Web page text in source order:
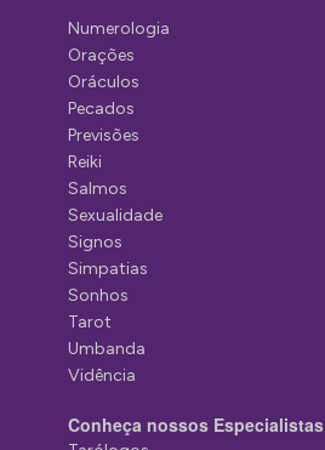
Numerologia
Orações
Oráculos
Pecados
Previsões
Reiki
Salmos
Sexualidade
Signos
Simpatias
Sonhos
Tarot
Umbanda
Vidência
Conheça nossos Especialistas